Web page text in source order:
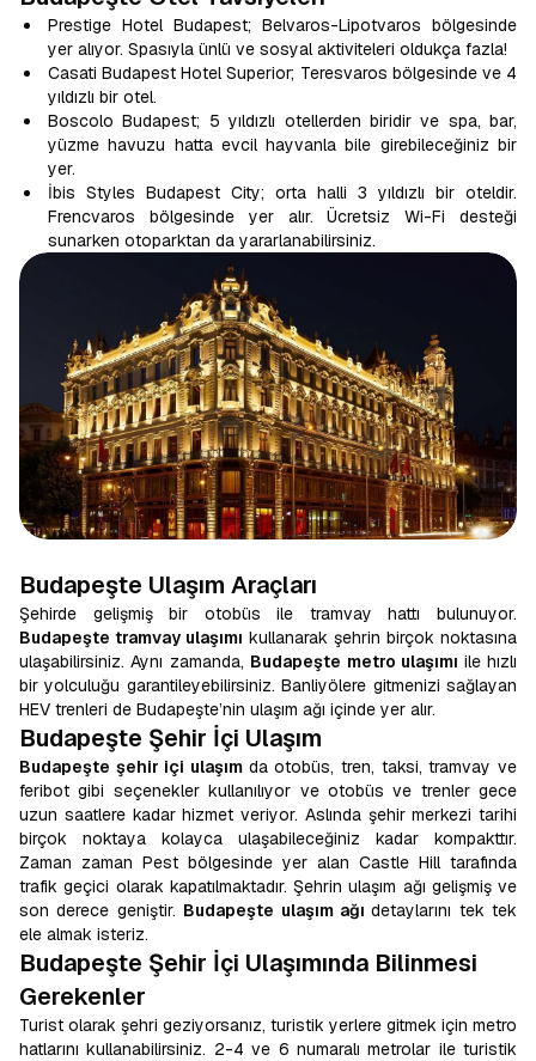
Prestige Hotel Budapest; Belvaros-Lipotvaros bölgesinde
yer alıyor. Spasıyla ünlü ve sosyal aktiviteleri oldukça fazla!
Casati Budapest Hotel Superior; Teresvaros bölgesinde ve 4
yıldızlı bir otel.
Boscolo Budapest; 5 yıldızlı otellerden biridir ve spa, bar,
yüzme havuzu hatta evcil hayvanla bile girebileceğiniz bir
yer.
İbis Styles Budapest City; orta halli 3 yıldızlı bir oteldir.
Frencvaros bölgesinde yer alır. Ücretsiz Wi-Fi desteği
sunarken otoparktan da yararlanabilirsiniz.
Budapeşte Ulaşım Araçları
Şehirde gelişmiş bir otobüs ile tramvay hattı bulunuyor.
Budapeşte tramvay ulaşımı kullanarak şehrin birçok noktasına
ulaşabilirsiniz. Aynı zamanda, Budapeşte metro ulaşımı ile hızlı
bir yolculuğu garantileyebilirsiniz. Banliyölere gitmenizi sağlayan
HEV trenleri de Budapeşte’nin ulaşım ağı içinde yer alır.
Budapeşte Şehir İçi Ulaşım
Budapeşte şehir içi ulaşım da otobüs, tren, taksi, tramvay ve
feribot gibi seçenekler kullanılıyor ve otobüs ve trenler gece
uzun saatlere kadar hizmet veriyor. Aslında şehir merkezi tarihi
birçok noktaya kolayca ulaşabileceğiniz kadar kompakttır.
Zaman zaman Pest bölgesinde yer alan Castle Hill tarafında
trafik geçici olarak kapatılmaktadır. Şehrin ulaşım ağı gelişmiş ve
son derece geniştir. Budapeşte ulaşım ağıdetaylarını tek tek
ele almak isteriz.
Budapeşte Şehir İçi Ulaşımında Bilinmesi
Gerekenler
Turist olarak şehri geziyorsanız, turistik yerlere gitmek için metro
hatlarını kullanabilirsiniz. 2-4 ve 6 numaralı metrolar ile turistik